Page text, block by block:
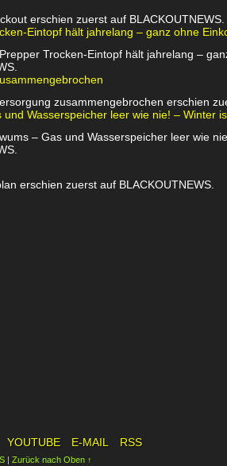
erschien zuerst auf BLACKOUTNEWS.
Eintopf hält jahrelang – ganz ohne
Trocken-Eintopf hält jahrelang –
zusammengebrochen erschien
und Wasserspeicher leer wie nie! – Winter
– Gas und Wasserspeicher leer wie
erschien zuerst auf BLACKOUTNEWS.
YOUTUBE E-MAIL RSS
| Zurück nach Oben ↑